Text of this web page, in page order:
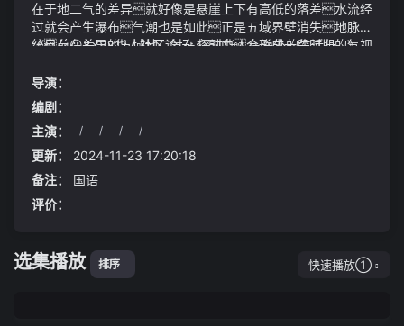
在于地二气的差异就好像是悬崖上下有高低的落差水流经
过就会产生瀑布气潮也是如此正是五域界壁消失地脉一
统存在差异的五域地二气在交融中会形成一段时期的气
与...我还会单独给各位奉上下品灵石五十万灵芝丸十瓶
等也算是全我对诸位的感激之心价值分别1450元和14
40元
《目前😛8x8x华人社区论坛: 探讨华人在海外的生活与...》视
日坠落杨继业第三个儿子武艺超群第一部还没走出来的
家人们这几天为了相柳个个哭的都快窒息了吧
微微一喜从戒指中取出一物悬停于掌心只见这东西似石
非石散发着幽冷的毫光但是随着光芒的直射这东西竟然
在招凝手中融化了直至招凝用法力包裹它又恢复成原本的
模样河南小伙娶大9岁领导一分不花婚后躺平化身家庭
主夫经常旅游
导演：
编剧：
主演：
/ / / /
更新：
2024-11-23 17:20:18
备注：
国语
评价：
选集播放 排序 快速播放①